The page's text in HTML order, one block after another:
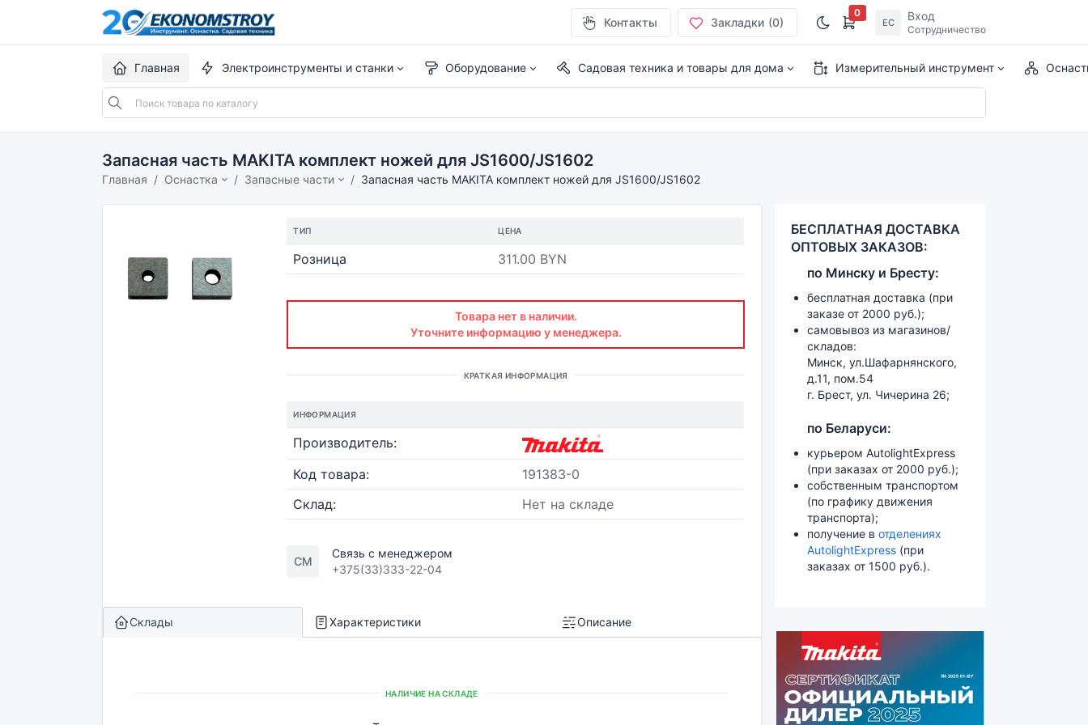
Контакты Закладки (0)
0
ЕС Вход
Сотрудничество
Главная Электроинструменты и станки Оборудование Садовая техника и товары для дома Измерительный инструмент
Запасная часть MAKITA комплект ножей для JS1600/JS1602
Главная Оснастка Запасные части Запасная часть MAKITA комплект ножей для JS1600/JS1602
ТИП ЦЕНА
Розница 311.00 BYN
Товара нет в наличии.
Уточните информацию у менеджера.
КРАТКАЯ ИНФОРМАЦИЯ
ИНФОРМАЦИЯ
Производитель:
Код товара:
191383-0
Склад:
Нет на складе
СМ
Связь с менеджером
+375(33)333-22-04
Склады Характеристики Описание
НАЛИЧИЕ НА СКЛАДЕ
БЕСПЛАТНАЯ ДОСТАВКА
ОПТОВЫХ ЗАКАЗОВ:
по Минску и Бресту:
бесплатная доставка (при
заказе от 2000 руб.);
самовывоз из магазинов/
складов:
Минск, ул.Шафарнянского,
д.11, пом.54
г. Брест, ул. Чичерина 26;
по Беларуси:
курьером AutolightExpress
(при заказах от 2000 руб.);
собственным транспортом
(по графику движения
транспорта);
получение в отделениях
AutolightExpress (при
заказах от 1500 руб.).